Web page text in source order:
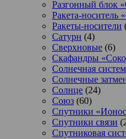
Разгонный блок
Ракета-носитель
Ракеты-носители
Сатурн (4)
Сверхновые (6)
Скафандры
Солнечная
Солнечные
Солнце (24)
Союз (60)
Спутники
Спутники связи
Спутниковая